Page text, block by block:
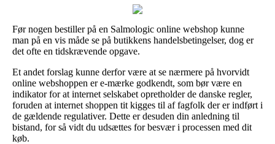
Før nogen bestiller på en Salmologic online webshop kunne
man på en vis måde se på butikkens handelsbetingelser, dog er
det ofte en tidskrævende opgave.
Et andet forslag kunne derfor være at se nærmere på hvorvidt
online webshoppen er e-mærke godkendt, som bør være en
indikator for at internet selskabet opretholder de danske regler,
foruden at internet shoppen tit kigges til af fagfolk der er indført i
de gældende regulativer. Dette er desuden din anledning til
bistand, for så vidt du udsættes for besvær i processen med dit
køb.